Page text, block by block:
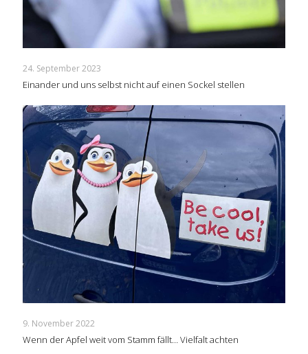
24. September 2023
Einander und uns selbst nicht auf einen Sockel stellen
9. November 2022
Wenn der Apfel weit vom Stamm fällt… Vielfalt achten